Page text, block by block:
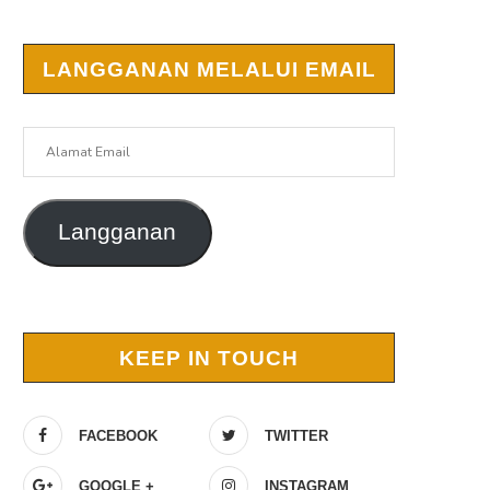
LANGGANAN MELALUI EMAIL
Langganan
KEEP IN TOUCH
FACEBOOK TWITTER
GOOGLE + INSTAGRAM